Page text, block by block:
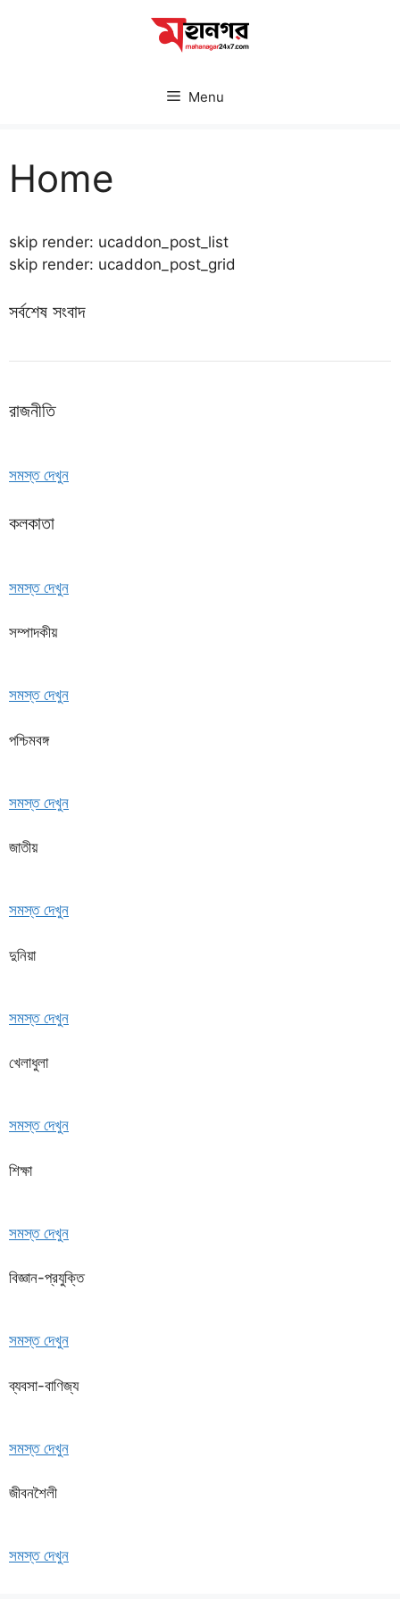
Menu
Home
skip render: ucaddon_post_list
skip render: ucaddon_post_grid
সর্বশেষ সংবাদ
রাজনীতি
সমস্ত দেখুন
কলকাতা
সমস্ত দেখুন
সম্পাদকীয়
সমস্ত দেখুন
পশ্চিমবঙ্গ
সমস্ত দেখুন
জাতীয়
সমস্ত দেখুন
দুনিয়া
সমস্ত দেখুন
খেলাধুলা
সমস্ত দেখুন
শিক্ষা
সমস্ত দেখুন
বিজ্ঞান-প্রযুক্তি
সমস্ত দেখুন
ব্যবসা-বাণিজ্য
সমস্ত দেখুন
জীবনশৈলী
সমস্ত দেখুন